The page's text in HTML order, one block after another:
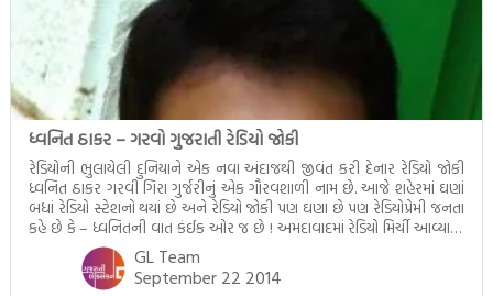
ધ્વનિત ઠાકર – ગરવો ગુજરાતી રેડિયો જોકી
રેડિયોની ભુલાયેલી દુનિયાને એક નવા અંદાજથી જીવંત કરી દેનાર રેડિયો જોકી
ધ્વનિત ઠાકર ગરવી ગિરા ગુર્જરીનું એક ગૌરવશાળી નામ છે. આજે શહેરમાં ઘણાં
બધાં રેડિયો સ્ટેશનો થયાં છે અને રેડિયો જોકી પણ ઘણા છે પણ રેડિયોપ્રેમી જનતા
કહે છે કે – ધ્વનિતની વાત કંઈક ઓર જ છે ! અમદાવાદમાં રેડિયો મિર્ચી આવ્યાના
એક જ વર્ષ […]
GL Team
September 22 2014